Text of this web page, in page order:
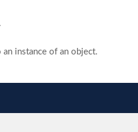
instance of an object.